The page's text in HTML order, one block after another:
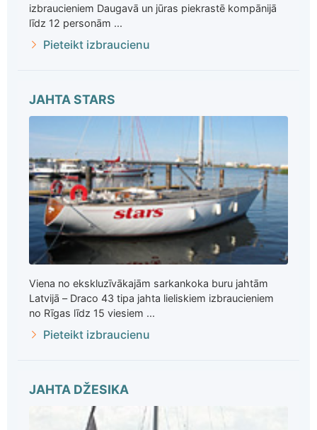
izbraucieniem Daugavā un jūras piekrastē kompānijā
līdz 12 personām ...
Pieteikt izbraucienu
JAHTA STARS
Viena no ekskluzīvākajām sarkankoka buru jahtām
Latvijā – Draco 43 tipa jahta lieliskiem izbraucieniem
no Rīgas līdz 15 viesiem ...
Pieteikt izbraucienu
JAHTA DŽESIKA